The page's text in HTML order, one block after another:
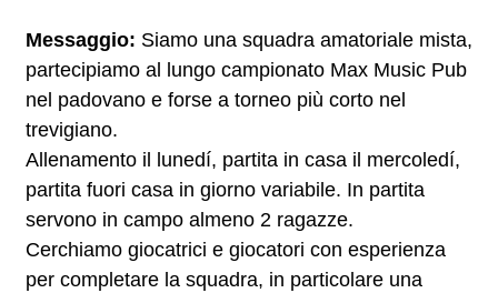
Messaggio: Siamo una squadra amatoriale mista,
partecipiamo al lungo campionato Max Music Pub
nel padovano e forse a torneo più corto nel
trevigiano.
Allenamento il lunedí, partita in casa il mercoledí,
partita fuori casa in giorno variabile. In partita
servono in campo almeno 2 ragazze.
Cerchiamo giocatrici e giocatori con esperienza
per completare la squadra, in particolare una